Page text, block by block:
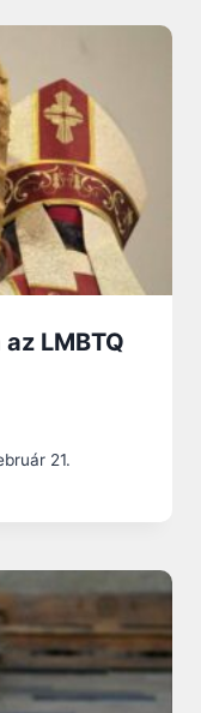
LMBTQ
21.